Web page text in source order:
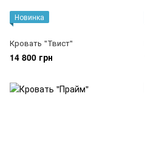
Новинка
Кровать "Твист"
14 800 грн